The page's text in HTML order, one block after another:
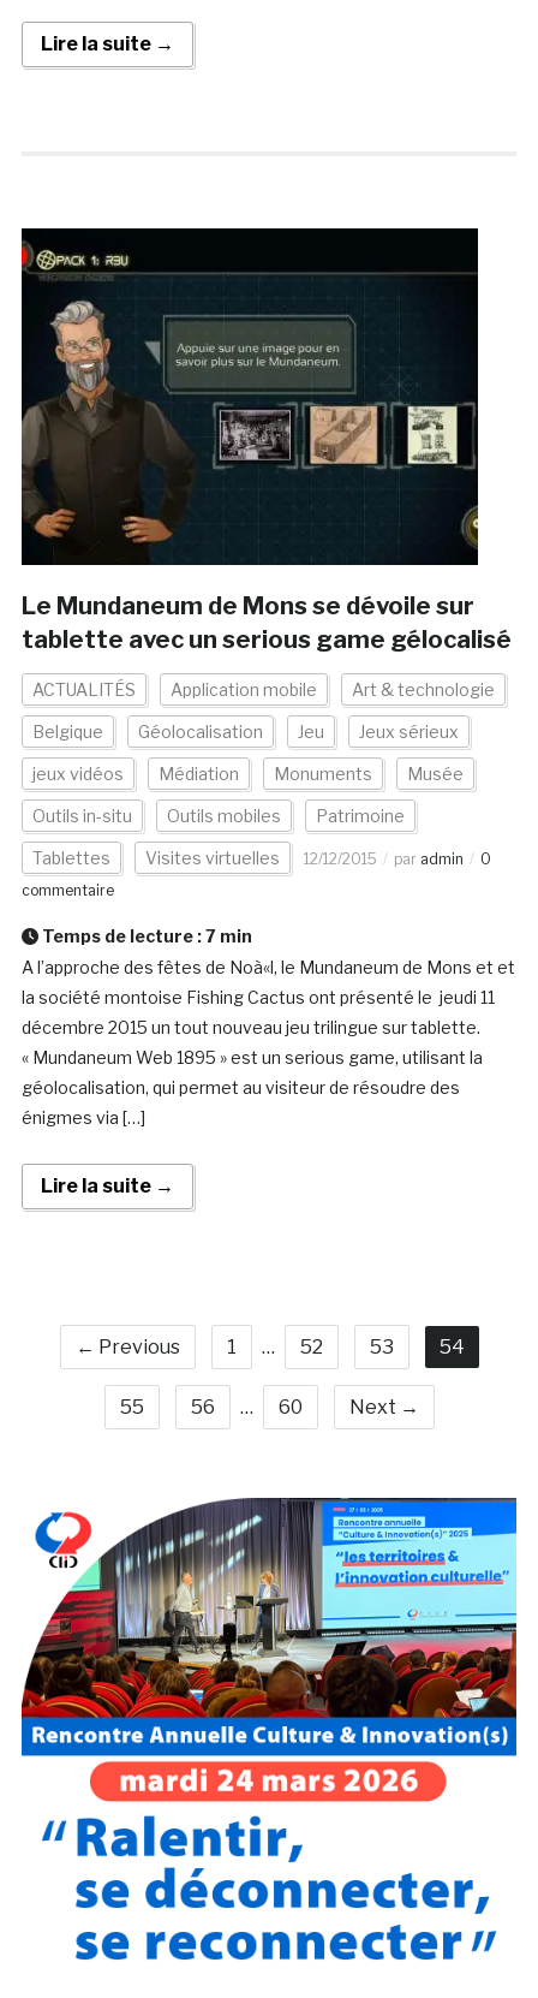
Lire la suite →
Le Mundaneum de Mons se dévoile sur
tablette avec un serious game gélocalisé
ACTUALITÉS Application mobile Art & technologie
Belgique Géolocalisation Jeu Jeux sérieux
jeux vidéos Médiation Monuments Musée
Outils in-situ Outils mobiles Patrimoine
Tablettes Visites virtuelles 12/12/2015 par admin
0
commentaire
Temps de lecture :7 min
A l’approche des fêtes de Noà«l, le Mundaneum de Mons et et
la société montoise Fishing Cactus ont présenté le jeudi 11
décembre 2015 un tout nouveau jeu trilingue sur tablette.
« Mundaneum Web 1895 » est un serious game, utilisant la
géolocalisation, qui permet au visiteur de résoudre des
énigmes via […]
Lire la suite →
← Previous 1 … 52 53 54
55 56 … 60 Next →